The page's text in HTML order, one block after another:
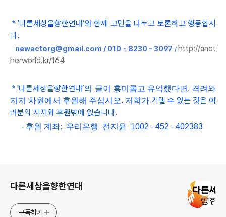
* '다른세상을향한연대’와 함께 고민을 나누고 토론하고 행동합시
다.
newactorg@gmail.com / 010 - 8230 - 3097 / http://anot
herworld.kr/164
*'다른세상을향한연대’의 글이 흥미롭고 유익했다면, 격려와
지지 차원에서 후원해 주십시오. 저희가 기댈 수 있는 것은 여
러분의 지지와 후원밖에 없습니다.
- 후원 계좌: 우리은행 전지윤 1002 - 452 - 402383
다른세상을향한연대
구독하기